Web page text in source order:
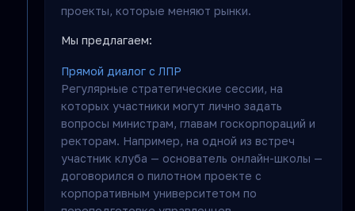
проекты, которые меняют рынки.
Мы предлагаем:
Прямой диалог с ЛПР
Регулярные стратегические сессии, на
которых участники могут лично задать
вопросы министрам, главам госкорпораций и
ректорам. Например, на одной из встреч
участник клуба — основатель онлайн-школы —
договорился о пилотном проекте с
корпоративным университетом по